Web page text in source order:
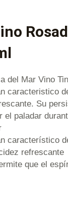
del Mar Vino
caracteristico
Su
el paladar
característico
refrescante
que el